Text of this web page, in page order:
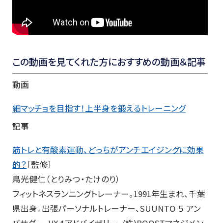
この動画を見てくれた方におすすめの動画＆記事
動画
細マッチョを目指す！上半身を鍛えるトレーニング
記事
筋トレと有酸素運動、どっちがアンチエイジングに効果
的？ ［監修］
鳥光健仁（とりみつ・たけのり）
フィットネスランニングトレーナー。1991年生まれ、千葉
県出身。出張パーソナルトレーナー、SUUNTO ５ アン